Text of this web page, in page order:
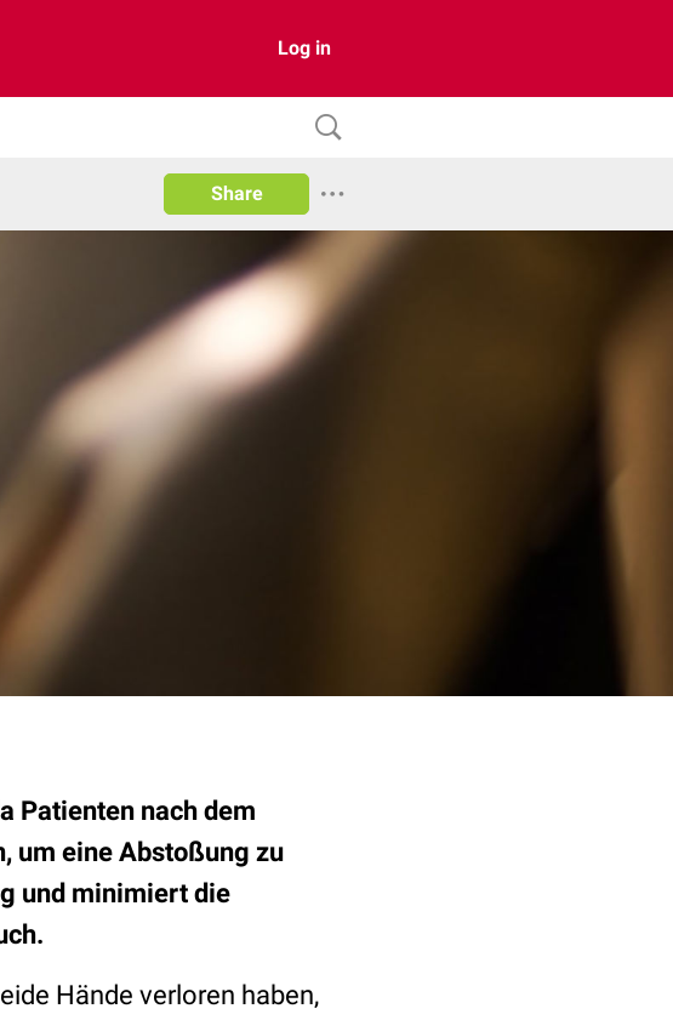
Log in
Share
Patienten nach dem
um eine Abstoßung zu
und minimiert die
Hände verloren haben,